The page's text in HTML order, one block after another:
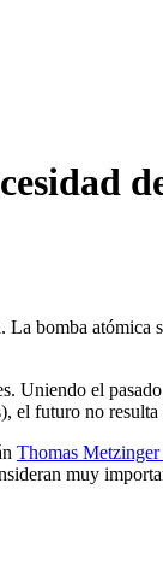
bomba atómica
Uniendo el
el futuro no
Thomas Metzinger
muy